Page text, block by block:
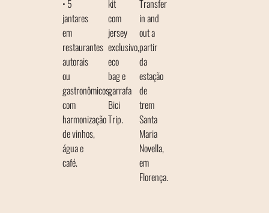
• 5
jantares
em
restaurantes
autorais
ou
gastronômicos,
com
harmonização
de vinhos,
água e
café.
kit
com
jersey
exclusivo,
eco
bag e
garrafa
Bici
Trip.
Transfer
in and
out a
partir
da
estação
de
trem
Santa
Maria
Novella,
em
Florença.